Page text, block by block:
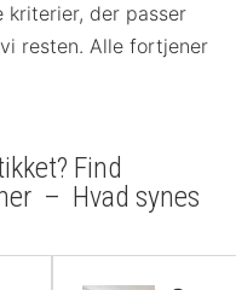
der passer
resten. Alle fortjener
Find
– Hvad synes